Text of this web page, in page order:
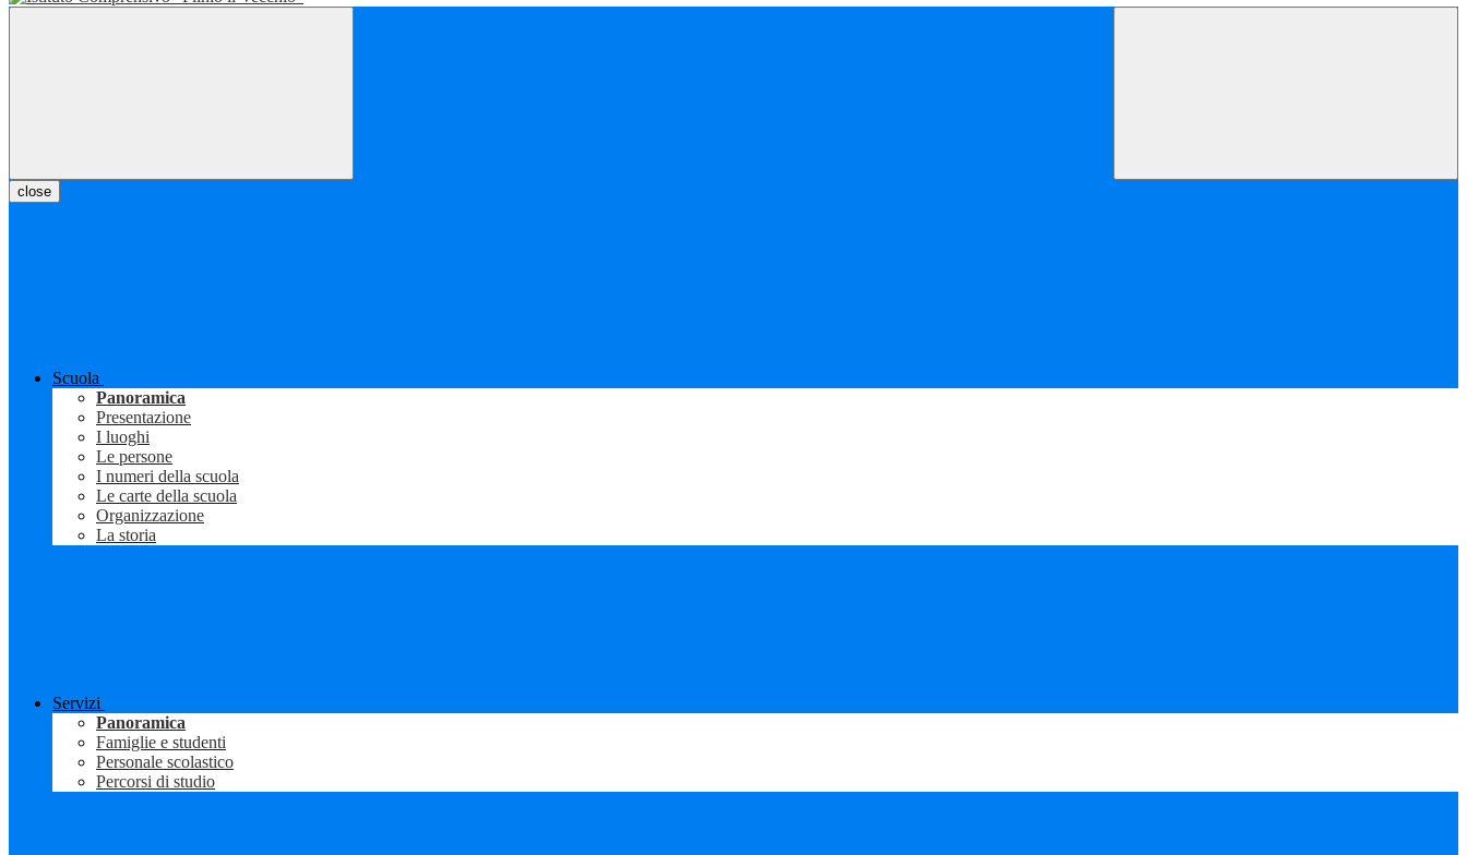
close
Scuola
Panoramica
Presentazione
I luoghi
Le persone
I numeri della scuola
Le carte della scuola
Organizzazione
La storia
Servizi
Panoramica
Famiglie e studenti
Personale scolastico
Percorsi di studio